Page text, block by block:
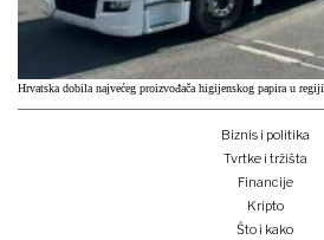
Hrvatska dobila najvećeg proizvođača higijenskog papira u regiji
Biznis i politika
Tvrtke i tržišta
Financije
Kripto
Što i kako